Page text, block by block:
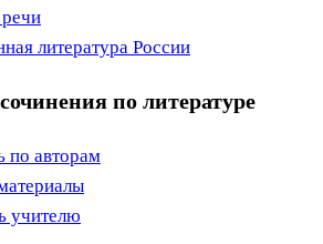
литература России
по литературе
по авторам
учителю